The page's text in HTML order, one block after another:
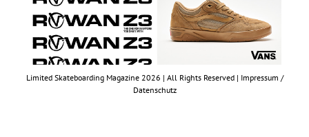
Limited Skateboarding Magazine 2026 | All Rights Reserved | Impressum /
Datenschutz